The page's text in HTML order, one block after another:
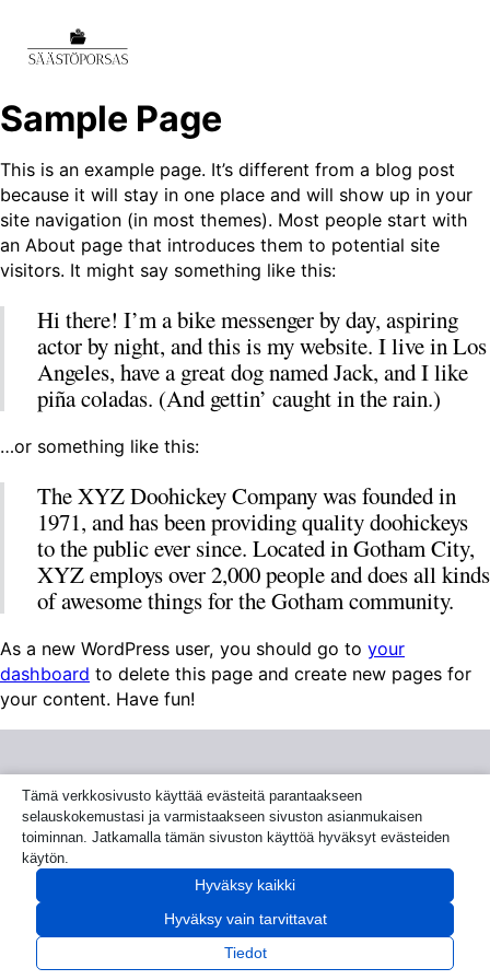
Sample Page
This is an example page. It’s different from a blog post
because it will stay in one place and will show up in your
site navigation (in most themes). Most people start with
an About page that introduces them to potential site
visitors. It might say something like this:
Hi there! I’m a bike messenger by day, aspiring
actor by night, and this is my website. I live in Los
Angeles, have a great dog named Jack, and I like
piña coladas. (And gettin’ caught in the rain.)
…or something like this:
The XYZ Doohickey Company was founded in
1971, and has been providing quality doohickeys
to the public ever since. Located in Gotham City,
XYZ employs over 2,000 people and does all kinds
of awesome things for the Gotham community.
As a new WordPress user, you should go to your
dashboard to delete this page and create new pages for
your content. Have fun!
Säästöporsas.fi
EtusivuBlogiRahan säästäminenSijoittaminen
Copyright 2026 © Saastoporsas
Tämä verkkosivusto käyttää evästeitä parantaakseen
selauskokemustasi ja varmistaakseen sivuston asianmukaisen
toiminnan. Jatkamalla tämän sivuston käyttöä hyväksyt evästeiden
käytön.
Hyväksy kaikki
Hyväksy vain tarvittavat
Tiedot